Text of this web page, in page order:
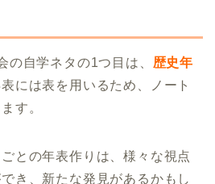
の自学ネタの1つ目は、 歴史年
には表を用いるため、ノート
す。
との年表作りは、様々な視点
き、新たな発見があるかもし